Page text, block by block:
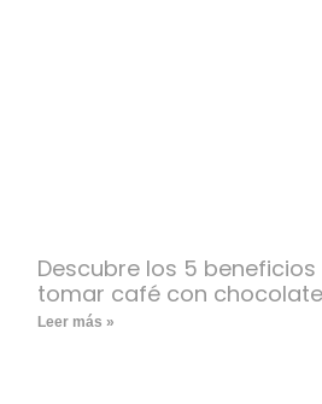
Descubre los 5 beneficios
tomar café con chocolate
Leer más »